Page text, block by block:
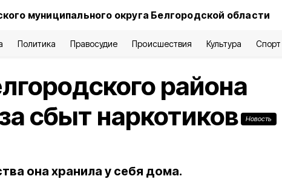
муниципального округа Белгородской области
Политика Правосудие Происшествия Культура Спорт
района
сбыт наркотиков
Новость
она хранила у себя дома.